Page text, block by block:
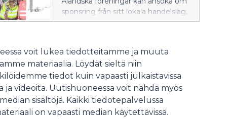
asiakkaita vaiheittain.
sponsring från sitt lokala handelslag,
Varuboden. Sponsansökan är öppen
den 1 augusti.
voit lukea tiedotteitamme ja muuta
materiaalia. Löydät sieltä niin
tiedot kuin vapaasti julkaistavissa
ja videoita. Uutishuoneessa voit nähdä myös
sisältöjä. Kaikki tiedotepalvelussa
on vapaasti median käytettävissä.